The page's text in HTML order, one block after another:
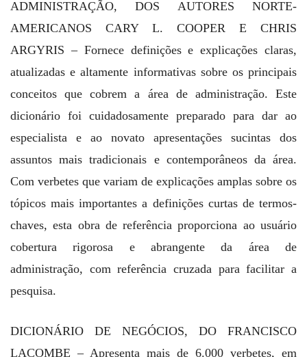
ADMINISTRAÇÃO, DOS AUTORES NORTE-
AMERICANOS CARY L. COOPER E CHRIS
ARGYRIS – Fornece definições e explicações claras,
atualizadas e altamente informativas sobre os principais
conceitos que cobrem a área de administração. Este
dicionário foi cuidadosamente preparado para dar ao
especialista e ao novato apresentações sucintas dos
assuntos mais tradicionais e contemporâneos da área.
Com verbetes que variam de explicações amplas sobre os
tópicos mais importantes a definições curtas de termos-
chaves, esta obra de referência proporciona ao usuário
cobertura rigorosa e abrangente da área de
administração, com referência cruzada para facilitar a
pesquisa.
DICIONÁRIO DE NEGÓCIOS, DO FRANCISCO
LACOMBE – Apresenta mais de 6.000 verbetes, em